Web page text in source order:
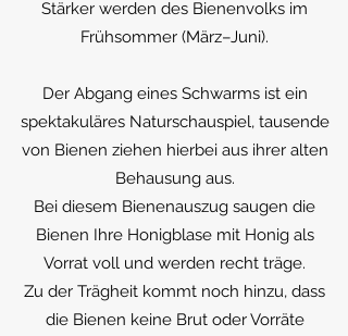
Stärker werden des Bienenvolks im
Frühsommer (März–Juni).
Der Abgang eines Schwarms ist ein
spektakuläres Naturschauspiel, tausende
von Bienen ziehen hierbei aus ihrer alten
Behausung aus.
Bei diesem Bienenauszug saugen die
Bienen Ihre Honigblase mit Honig als
Vorrat voll und werden recht träge.
Zu der Trägheit kommt noch hinzu, dass
die Bienen keine Brut oder Vorräte